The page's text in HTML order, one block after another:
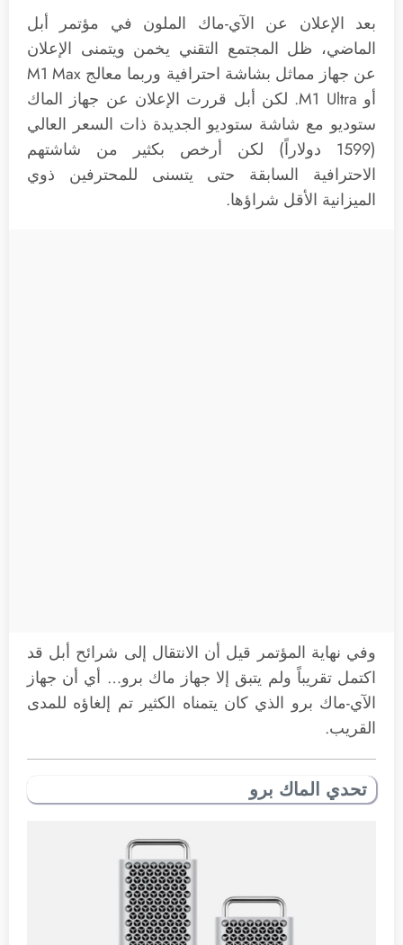
بعد الإعلان عن الآي-ماك الملون في مؤتمر أبل
الماضي، ظل المجتمع التقني يخمن ويتمنى الإعلان
عن جهاز مماثل بشاشة احترافية وربما معالج M1 Max
أو M1 Ultra. لكن أبل قررت الإعلان عن جهاز الماك
ستوديو مع شاشة ستوديو الجديدة ذات السعر العالي
(1599 دولاراً) لكن أرخص بكثير من شاشتهم
الاحترافية السابقة حتى يتسنى للمحترفين ذوي
الميزانية الأقل شراؤها.
وفي نهاية المؤتمر قيل أن الانتقال إلى شرائح أبل قد
اكتمل تقريباً ولم يتبق إلا جهاز ماك برو… أي أن جهاز
الآي-ماك برو الذي كان يتمناه الكثير تم إلغاؤه للمدى
القريب.
تحدي الماك برو